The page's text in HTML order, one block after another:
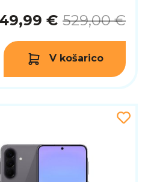
€ 529,00 €
V košarico